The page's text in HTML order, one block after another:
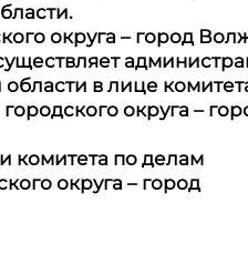
округа – город
в лице
округа –
комитета по делам
округа – город